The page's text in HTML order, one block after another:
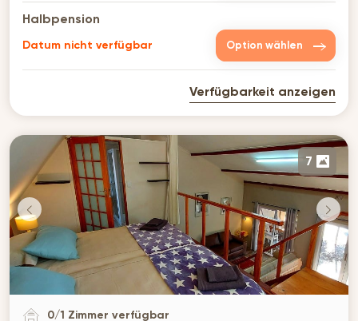
Halbpension
Datum nicht verfügbar Option wählen
Verfügbarkeit anzeigen
7
0/1 Zimmer verfügbar